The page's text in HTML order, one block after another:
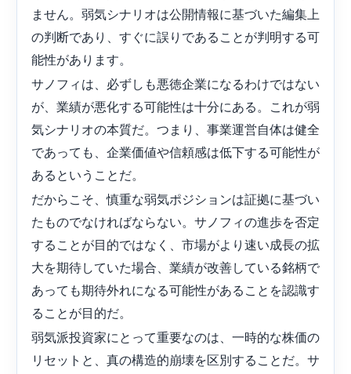
ません。弱気シナリオは公開情報に基づいた編集上
の判断であり、すぐに誤りであることが判明する可
能性があります。
サノフィは、必ずしも悪徳企業になるわけではない
が、業績が悪化する可能性は十分にある。これが弱
気シナリオの本質だ。つまり、事業運営自体は健全
であっても、企業価値や信頼感は低下する可能性が
あるということだ。
だからこそ、慎重な弱気ポジションは証拠に基づい
たものでなければならない。サノフィの進歩を否定
することが目的ではなく、市場がより速い成長の拡
大を期待していた場合、業績が改善している銘柄で
あっても期待外れになる可能性があることを認識す
ることが目的だ。
弱気派投資家にとって重要なのは、一時的な株価の
リセットと、真の構造的崩壊を区別することだ。サ